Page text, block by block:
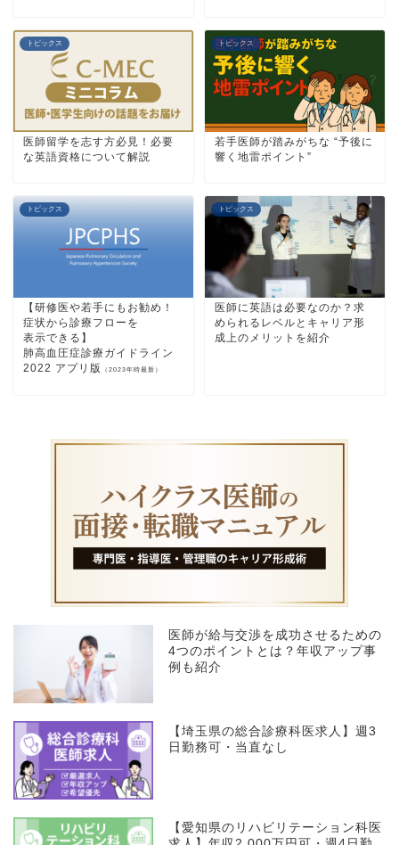
トピックス
医師留学を志す方必見！必要
な英語資格について解説
トピックス
若手医師が踏みがちな “予後に
響く地雷ポイント”
トピックス
【研修医や若手にもお勧め！
症状から診療フロー を
表示できる 】
肺高血圧症診療ガイドライン
2022 アプリ版
（2023年時最新）
トピックス
医師に英語は必要なのか？求
められるレベルとキャリア形
成上のメリットを紹介
医師が給与交渉を成功させるための
4つのポイントとは？年収アップ事
例も紹介
【埼玉県の総合診療科医求人】週3
日勤務可・当直なし
【愛知県のリハビリテーション科医